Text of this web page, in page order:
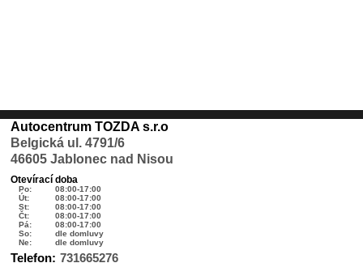
Autocentrum TOZDA s.r.o
Belgická ul. 4791/6
46605 Jablonec nad Nisou
Otevírací doba
Po:
08:00-17:00
Út:
08:00-17:00
St:
08:00-17:00
Čt:
08:00-17:00
Pá:
08:00-17:00
So:
dle domluvy
Ne:
dle domluvy
Telefon: 731665276